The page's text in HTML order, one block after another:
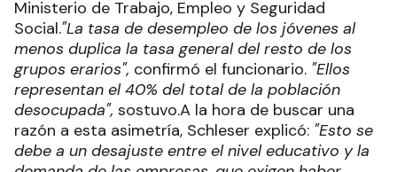
Ministerio de Trabajo, Empleo y Seguridad
Social."La tasa de desempleo de los jóvenes al
menos duplica la tasa general del resto de los
grupos erarios", confirmó el funcionario. "Ellos
representan el 40% del total de la población
desocupada", sostuvo.A la hora de buscar una
razón a esta asimetría, Schleser explicó: "Esto se
debe a un desajuste entre el nivel educativo y la